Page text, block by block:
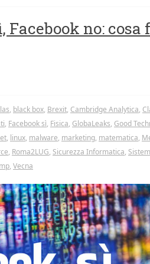
Facebook no: cosa
, black box, Brexit, Cambridge Analytica,
, Facebook sì, Fisica, GlobaLeaks, Good
, linux, malware, marketing, matematica,
, Roma2LUG, Sicurezza Informatica,
, Vecna